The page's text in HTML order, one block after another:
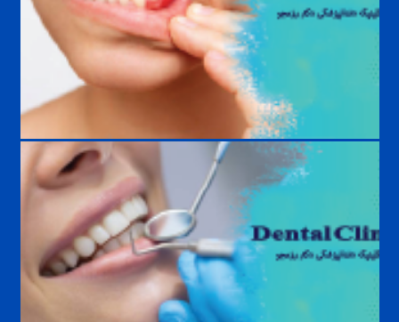
بیماری‌های لثه و روش درمان | علائم، علل، پیشگیری و درمان تخصصی